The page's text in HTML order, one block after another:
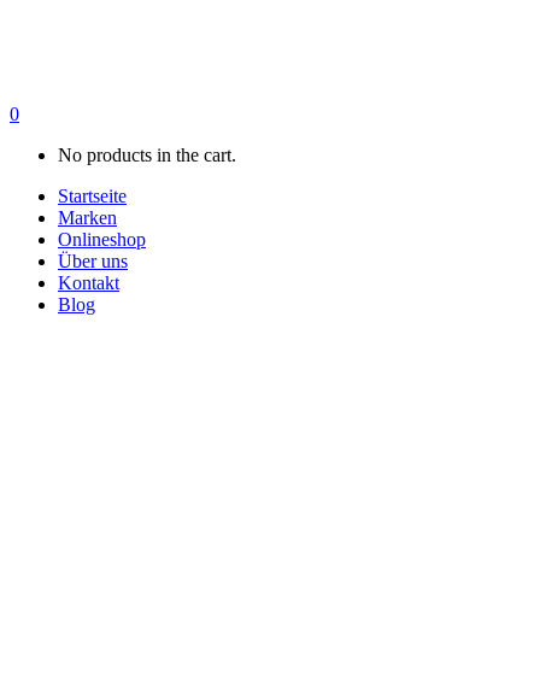
0
No products in the cart.
Startseite
Marken
Onlineshop
Über uns
Kontakt
Blog